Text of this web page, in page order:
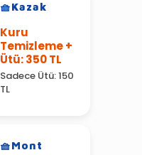
Kazak
Kuru
Temizleme +
Ütü: 350 TL
Sadece Ütü: 150
TL
Mont